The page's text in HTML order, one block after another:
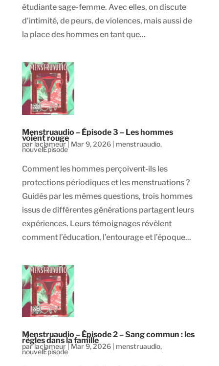
étudiante sage-femme. Avec elles, on discute
d’intimité, de peurs, de violences, mais aussi de
la place des hommes en tant que...
Menstruaudio – Épisode 3 – Les hommes
voient rouge
par laclameur| Mar 9, 2026| menstruaudio,
nouvelEpisode
Comment les hommes perçoivent-ils les
protections périodiques et les menstruations ?
Guidés par les mêmes questions, trois hommes
issus de différentes générations partagent leurs
expériences. Leurs témoignages révèlent
comment l’éducation, l’entourage et l’époque...
Menstruaudio – Épisode 2 – Sang commun : les
règles dans la famille
parlaclameur| Mar 9, 2026| menstruaudio,
nouvelEpisode